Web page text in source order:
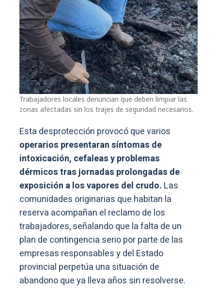
Trabajadores locales denuncian que deben limpiar las
zonas afectadas sin los trajes de seguridad necesarios.
Esta desprotección provocó que varios
operarios presentaran síntomas de
intoxicación, cefaleas y problemas
dérmicos tras jornadas prolongadas de
exposición a los vapores del crudo. Las
comunidades originarias que habitan la
reserva acompañan el reclamo de los
trabajadores, señalando que la falta de un
plan de contingencia serio por parte de las
empresas responsables y del Estado
provincial perpetúa una situación de
abandono que ya lleva años sin resolverse.